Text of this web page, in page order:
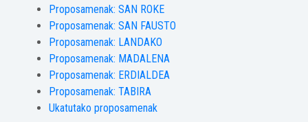
Proposamenak: SAN ROKE
Proposamenak: SAN FAUSTO
Proposamenak: LANDAKO
Proposamenak: MADALENA
Proposamenak: ERDIALDEA
Proposamenak: TABIRA
Ukatutako proposamenak